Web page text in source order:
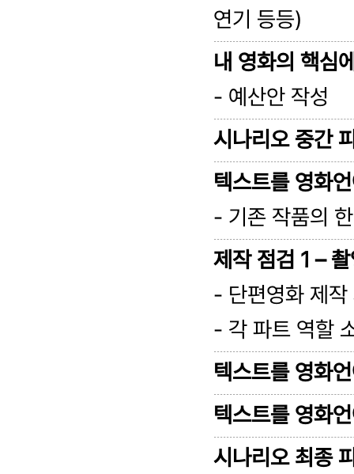
연기 등등)
내 영화의 핵심
- 예산안 작성
시나리오 중간
텍스트를 영화
- 기존 작품의
제작 점검 1 –
- 단편영화 제
- 각 파트 역할
텍스트를 영화
텍스트를 영화
시나리오 최종